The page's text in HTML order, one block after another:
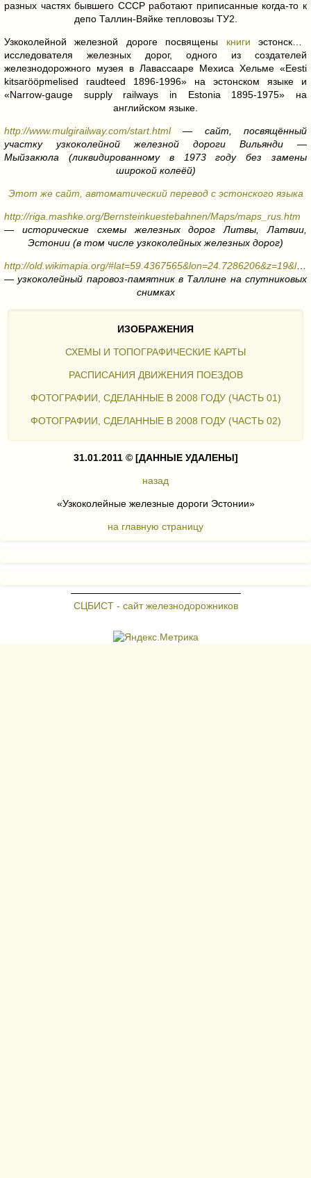
разных частях бывшего СССР работают приписанные когда-то к
депо Таллин-Вяйке тепловозы ТУ2.
Узкоколейной железной дороге посвящены книги эстонского
исследователя железных дорог, одного из создателей
железнодорожного музея в Лавассааре Мехиса Хельме «Eesti
kitsarööpmelised raudteed 1896-1996» на эстонском языке и
«Narrow-gauge supply railways in Estonia 1895-1975» на
английском языке.
http://www.mulgirailway.com/start.html— сайт, посвящённый
участку узкоколейной железной дороги Вильянди —
Мыйзакюла (ликвидированному в 1973 году без замены
широкой колеёй)
Этот же сайт, автоматический перевод с эстонского языка
http://riga.mashke.org/Bernsteinkuestebahnen/Maps/maps_rus.htm
— исторические схемы железных дорог Литвы, Латвии,
Эстонии (в том числе узкоколейных железных дорог)
http://old.wikimapia.org/#lat=59.4367565&lon=24.7286206&z=19&l=1&m=s&v=9
— узкоколейный паровоз-памятник в Таллине на спутниковых
снимках
ИЗОБРАЖЕНИЯ
СХЕМЫ И ТОПОГРАФИЧЕСКИЕ КАРТЫ
РАСПИСАНИЯ ДВИЖЕНИЯ ПОЕЗДОВ
ФОТОГРАФИИ, СДЕЛАННЫЕ В 2008 ГОДУ (ЧАСТЬ 01)
ФОТОГРАФИИ, СДЕЛАННЫЕ В 2008 ГОДУ (ЧАСТЬ 02)
31.01.2011 © [ДАННЫЕ УДАЛЕНЫ]
назад
«Узкоколейные железные дороги Эстонии»
на главную страницу
СЦБИСТ - сайт железнодорожников